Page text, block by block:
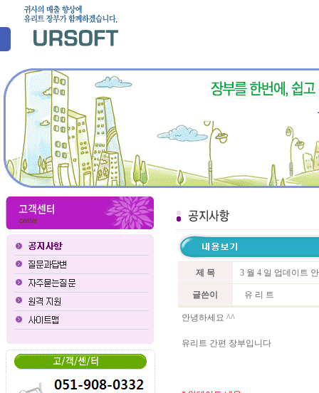
제 목 3 월 4 일 업데이트
글쓴이 유 리 트
안녕하세요 ^^
유리트 간편 장부입니다